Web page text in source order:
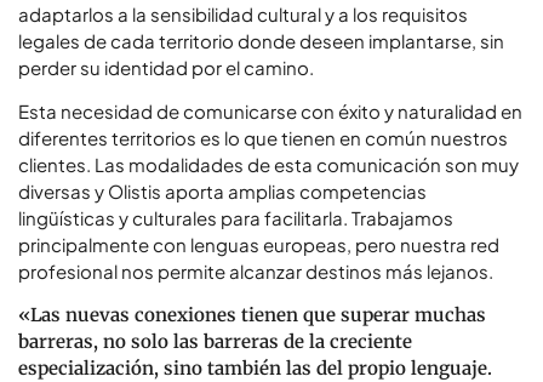
adaptarlos a la sensibilidad cultural y a los requisitos
legales de cada territorio donde deseen implantarse, sin
perder su identidad por el camino.
Esta necesidad de comunicarse con éxito y naturalidad en
diferentes territorios es lo que tienen en común nuestros
clientes. Las modalidades de esta comunicación son muy
diversas y Olistis aporta amplias competencias
lingüísticas y culturales para facilitarla. Trabajamos
principalmente con lenguas europeas, pero nuestra red
profesional nos permite alcanzar destinos más lejanos.
«Las nuevas conexiones tienen que superar muchas
barreras, no solo las barreras de la creciente
especialización, sino también las del propio lenguaje.